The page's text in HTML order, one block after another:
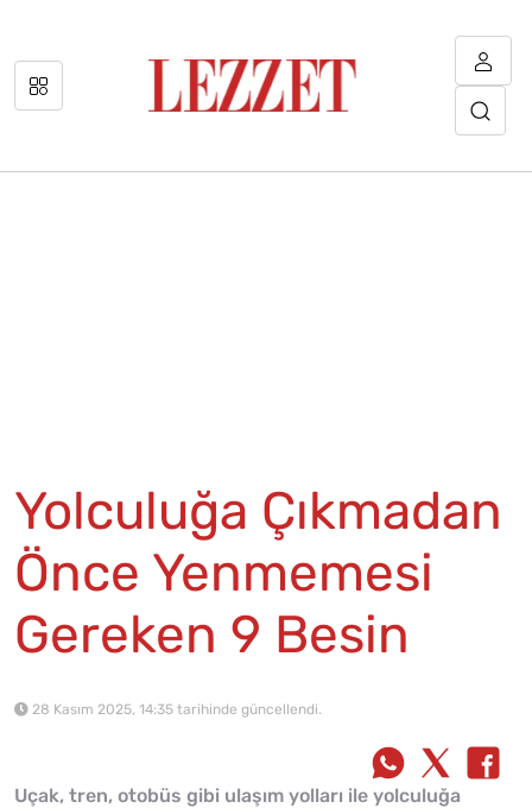
Yolculuğa Çıkmadan
Önce Yenmemesi
Gereken 9 Besin
28 Kasım 2025, 14:35 tarihinde güncellendi.
Uçak, tren, otobüs gibi ulaşım yolları ile yolculuğa